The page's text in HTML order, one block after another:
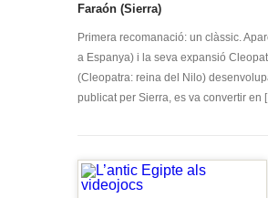
Faraón (Sierra)
Primera recomanació: un clàssic.
a Espanya) i la seva expansió
(Cleopatra: reina del Nilo)
publicat per Sierra, es va convertir en